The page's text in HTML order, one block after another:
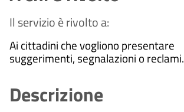
Il servizio è rivolto a:
Ai cittadini che vogliono presentare
suggerimenti, segnalazioni o reclami.
Descrizione